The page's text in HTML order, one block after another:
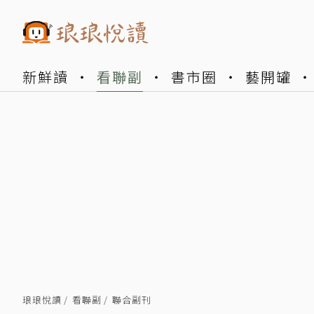
新鮮讀 看聯副 書市圈 藝開罐
琅琅悅讀 看聯副 聯合副刊